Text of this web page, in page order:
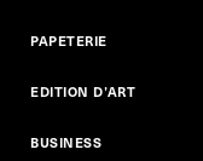
PAPETERIE
EDITION D’ART
BUSINESS